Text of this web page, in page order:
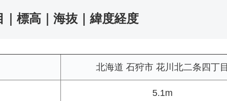
標高｜海抜｜緯度経度
北海道 石狩市 花川北二条四丁目
5.1m